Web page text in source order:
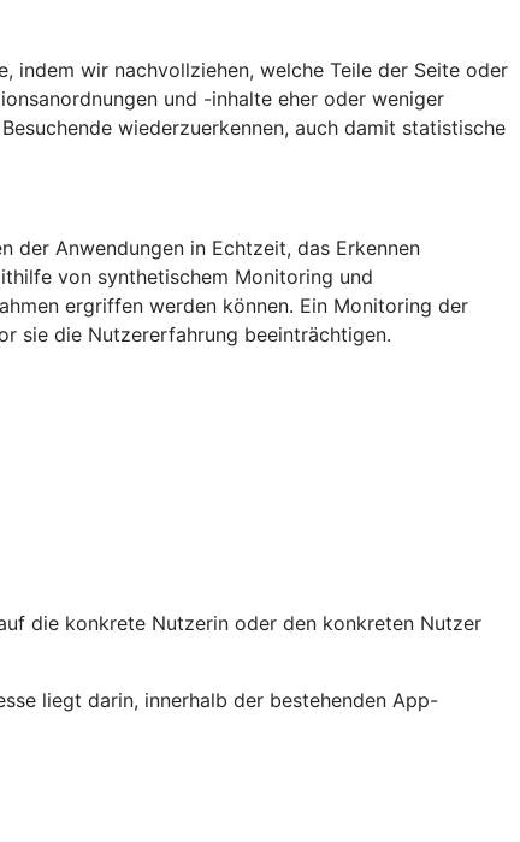
indem wir nachvollziehen, welche Teile der Seite oder
und -inhalte eher oder weniger
wiederzuerkennen, auch damit statistische
Anwendungen in Echtzeit, das Erkennen
von synthetischem Monitoring und
ergriffen werden können. Ein Monitoring der
sie die Nutzererfahrung beeinträchtigen.
die konkrete Nutzerin oder den konkreten Nutzer
liegt darin, innerhalb der bestehenden App-